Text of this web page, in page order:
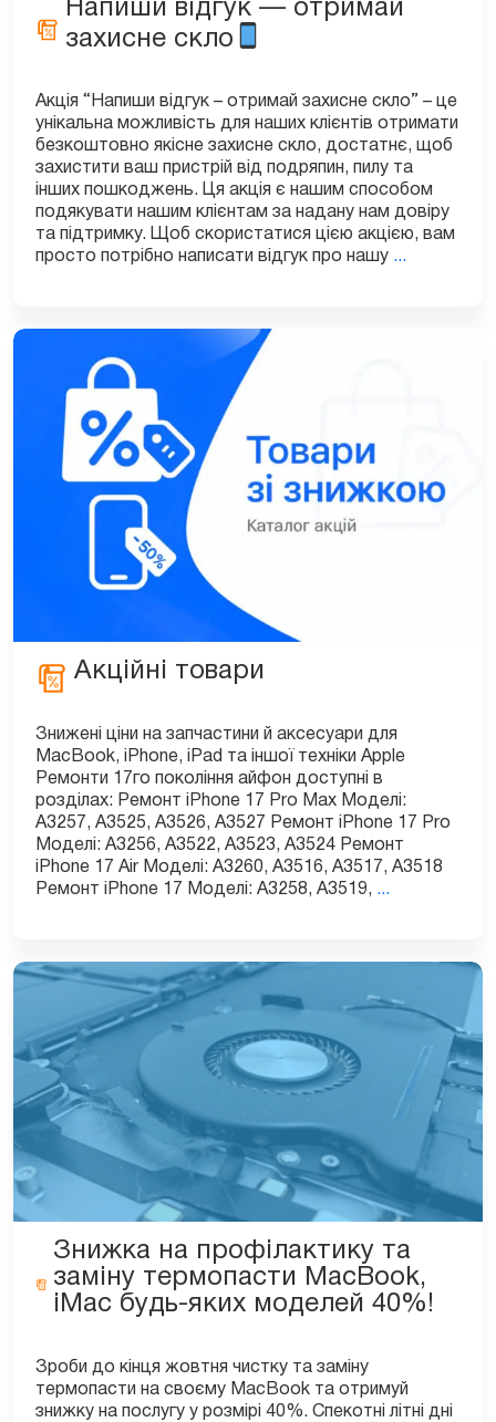
Напиши відгук — отримай
захисне скло
Акція “Напиши відгук – отримай захисне скло” – це
унікальна можливість для наших клієнтів отримати
безкоштовно якісне захисне скло, достатнє, щоб
захистити ваш пристрій від подряпин, пилу та
інших пошкоджень. Ця акція є нашим способом
подякувати нашим клієнтам за надану нам довіру
та підтримку. Щоб скористатися цією акцією, вам
просто потрібно написати відгук про нашу ...
Акційні товари
Знижені ціни на запчастини й аксесуари для
MacBook, iPhone, iPad та іншої техніки Apple
Ремонти 17го покоління айфон доступні в
розділах: Ремонт iPhone 17 Pro Max Моделі:
A3257, A3525, A3526, A3527 Ремонт iPhone 17 Pro
Моделі: A3256, A3522, A3523, A3524 Ремонт
iPhone 17 Air Моделі: A3260, A3516, A3517, A3518
Ремонт iPhone 17 Моделі: A3258, A3519, ...
Знижка на профілактику та
заміну термопасти MacBook,
iMac будь-яких моделей 40%!
Зроби до кінця жовтня чистку та заміну
термопасти на своєму MacBook та отримуй
знижку на послугу у розмірі 40%. Спекотні літні дні